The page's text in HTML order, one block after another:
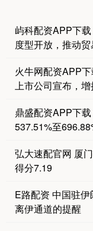
屿科配资APP下
度型开放，推动
火牛网配资APP
上市公司宣布，
鼎盛配资APP下
537.51%至
弘大速配官网 厦
得分7.19
E路配资 中国驻
离伊通道的提醒